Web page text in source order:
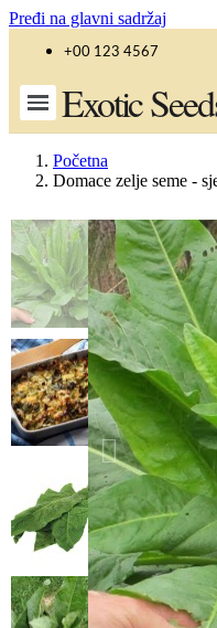
Pređi na glavni sadržaj
+00 123 4567
Exotic
Početna
Domace zelje seme -